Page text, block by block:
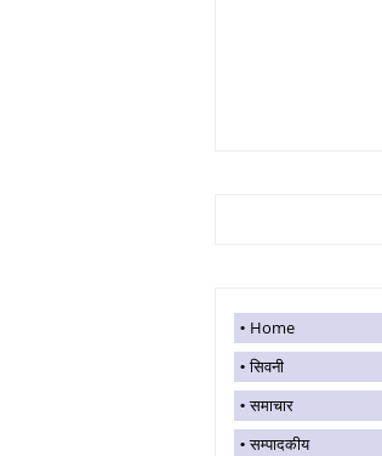
Home
सिवनी
समाचार
सम्पादकीय